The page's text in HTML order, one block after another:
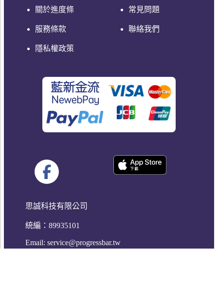
關於進度條
服務條款
隱私權政策
常見問題
聯絡我們
思誠科技有限公司
統編：89935101
Email: service@progressbar.tw